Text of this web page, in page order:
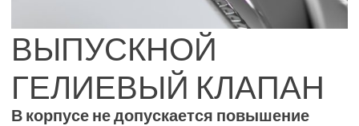
ВЫПУСКНОЙ
ГЕЛИЕВЫЙ КЛАПАН
В корпусе не допускается повышение